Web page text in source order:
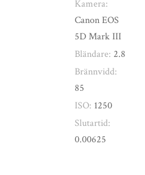
Kamera:
Canon EOS
5D Mark III
Bländare: 2.8
Brännvidd:
85
ISO: 1250
Slutartid:
0.00625